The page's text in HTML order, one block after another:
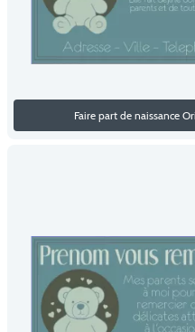
Faire part de naissance